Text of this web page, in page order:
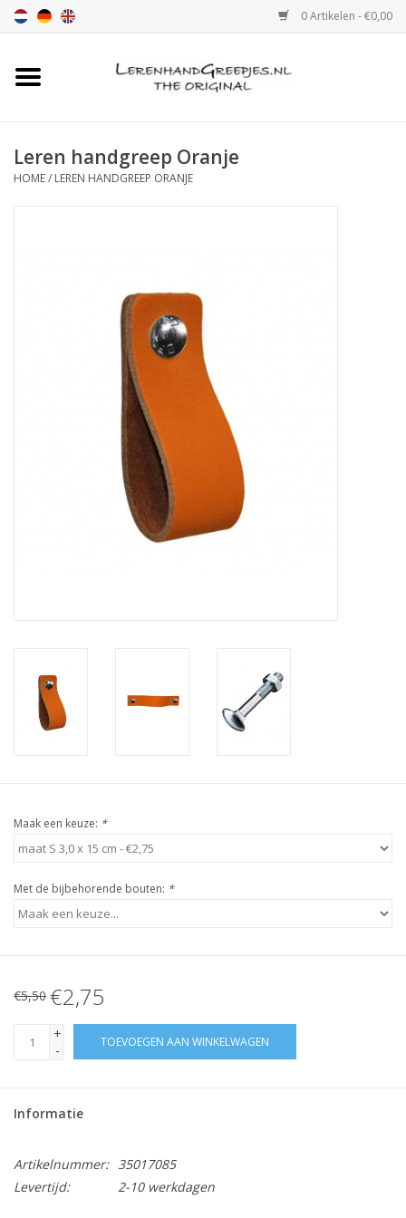
0 Artikelen - €0,00
Home
Leren hand greepjes met print
Leren handgreep XSmall 2cm
Leren plankendragers
Leren handgreep Oranje
HOME/ LEREN HANDGREEP ORANJE
Maak een keuze: *
Met de bijbehorende bouten: *
€5,50 €2,75
+
-
TOEVOEGEN AAN WINKELWAGEN
Informatie
Artikelnummer: 35017085
Levertijd:
2-10 werkdagen